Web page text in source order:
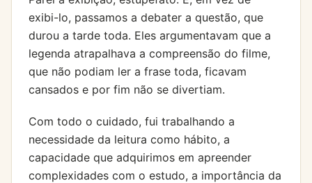
exibi-lo, passamos a debater a questão, que
durou a tarde toda. Eles argumentavam que a
legenda atrapalhava a compreensão do filme,
que não podiam ler a frase toda, ficavam
cansados e por fim não se divertiam.
Com todo o cuidado, fui trabalhando a
necessidade da leitura como hábito, a
capacidade que adquirimos em apreender
complexidades com o estudo, a importância da